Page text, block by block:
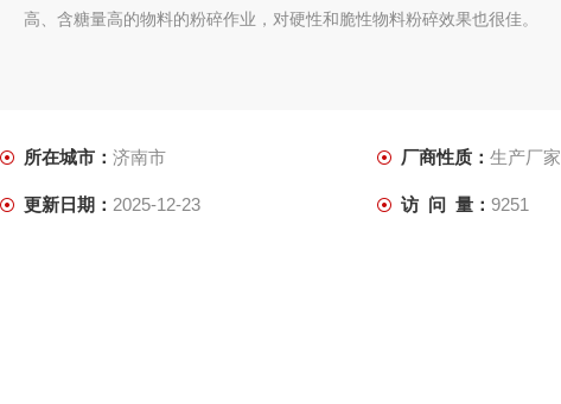
高、含糖量高的物料的粉碎作业，对硬性和脆性物料粉碎效果也很佳。
所在城市： 济南市 厂商性质： 生产厂家
更新日期： 2025-12-23 访 问 量： 9251